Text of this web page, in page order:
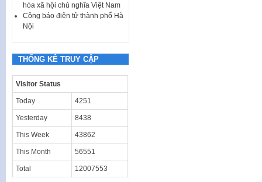
hòa xã hội chủ nghĩa Việt Nam
Công báo điện tử thành phố Hà
Nội
THỐNG KÊ TRUY CẬP
Visitor Status
Today 4251
Yesterday 8438
This Week 43862
This Month 56551
Total 12007553